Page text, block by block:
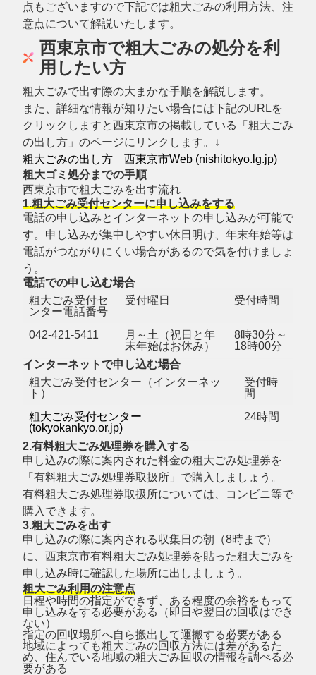
点もございますので下記では粗大ごみの利用方法、注
意点について解説いたします。
西東京市で粗大ごみの処分を利
用したい方
粗大ごみで出す際の大まかな手順を解説します。
また、詳細な情報が知りたい場合には下記のURLを
クリックしますと西東京市の掲載している「粗大ごみ
の出し方」のページにリンクします。↓
粗大ごみの出し方 西東京市Web (nishitokyo.lg.jp)
粗大ゴミ処分までの手順
西東京市で粗大ごみを出す流れ
1.粗大ごみ受付センターに申し込みをする
電話の申し込みとインターネットの申し込みが可能で
す。申し込みが集中しやすい休日明け、年末年始等は
電話がつながりにくい場合があるので気を付けましょ
う。
電話での申し込む場合
粗大ごみ受付セ
ンター電話番号
受付曜日 受付時間
042-421-5411
月～土（祝日と年
末年始はお休み）
8時30分～
18時00分
インターネットで申し込む場合
粗大ごみ受付センター（インターネッ
ト）
受付時
間
粗大ごみ受付センター
(tokyokankyo.or.jp)
24時間
2.有料粗大ごみ処理券を購入する
申し込みの際に案内された料金の粗大ごみ処理券を
「有料粗大ごみ処理券取扱所」で購入しましょう。
有料粗大ごみ処理券取扱所については、コンビニ等で
購入できます。
3.粗大ごみを出す
申し込みの際に案内される収集日の朝（8時まで）
に、西東京市有料粗大ごみ処理券を貼った粗大ごみを
申し込み時に確認した場所に出しましょう。
粗大ごみ利用の注意点
日程や時間の指定ができず、ある程度の余裕をもって
申し込みをする必要がある（即日や翌日の回収はでき
ない）
指定の回収場所へ自ら搬出して運搬する必要がある
地域によっても粗大ごみの回収方法には差があるた
め、住んでいる地域の粗大ごみ回収の情報を調べる必
要がある